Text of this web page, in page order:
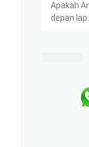
Apakah
depan lap…